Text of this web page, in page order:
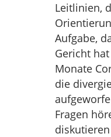
Leitlinien,
Aufgabe,
Gericht
Monate
die
Fragen